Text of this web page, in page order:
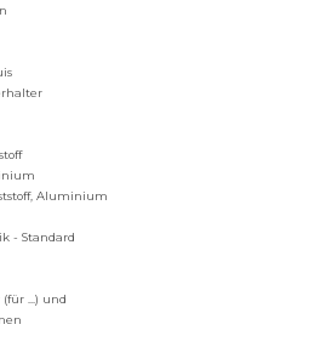
Aluminium
- Standard
...) und